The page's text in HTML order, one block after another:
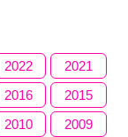
2022
2021
2016
2015
2010 2009